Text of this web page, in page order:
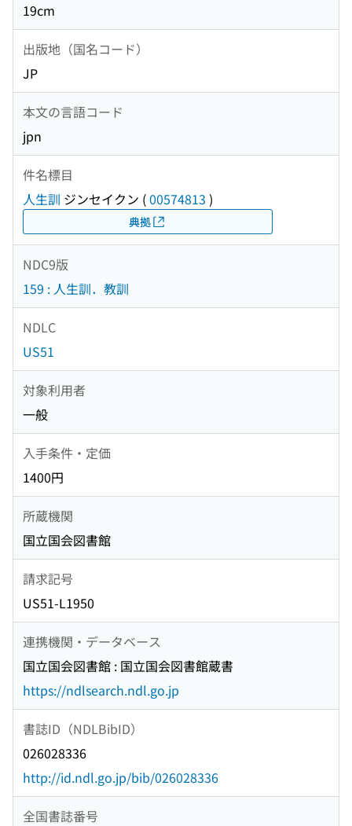
19cm
出版地（国名コード）
JP
本文の言語コード
jpn
件名標目
人生訓 ジンセイクン (00574813 )
典拠
NDC9版
159 : 人生訓．教訓
NDLC
US51
対象利用者
一般
入手条件・定価
1400円
所蔵機関
国立国会図書館
請求記号
US51-L1950
連携機関・データベース
国立国会図書館 : 国立国会図書館蔵書
https://ndlsearch.ndl.go.jp
書誌ID（NDLBibID）
026028336
http://id.ndl.go.jp/bib/026028336
全国書誌番号